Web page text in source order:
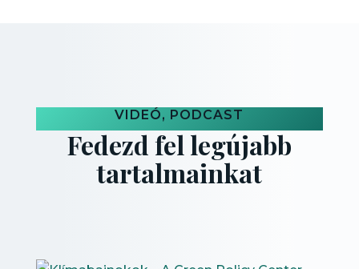
VIDEÓ, PODCAST
Fedezd fel legújabb
tartalmainkat